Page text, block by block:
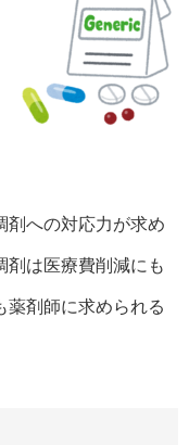
剤への対応力が求め
剤は医療費削減にも
薬剤師に求められる